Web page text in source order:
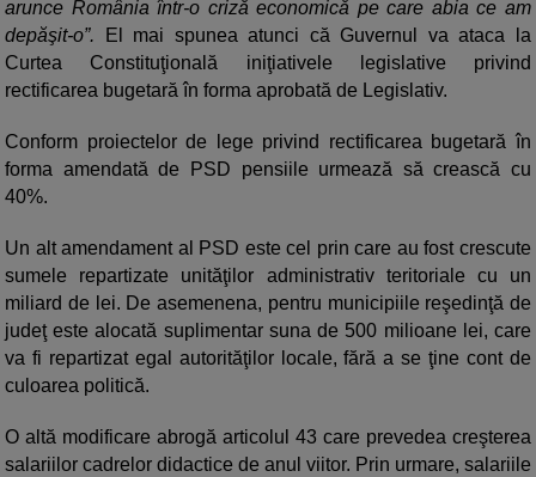
arunce România într-o criză economică pe care abia ce am
depăşit-o”. El mai spunea atunci că Guvernul va ataca la
Curtea Constituţională iniţiativele legislative privind
rectificarea bugetară în forma aprobată de Legislativ.
Conform proiectelor de lege privind rectificarea bugetară în
forma amendată de PSD pensiile urmează să crească cu
40%.
Un alt amendament al PSD este cel prin care au fost crescute
sumele repartizate unităţilor administrativ teritoriale cu un
miliard de lei. De asemenena, pentru municipiile reşedinţă de
judeţ este alocată suplimentar suna de 500 milioane lei, care
va fi repartizat egal autorităţilor locale, fără a se ţine cont de
culoarea politică.
O altă modificare abrogă articolul 43 care prevedea creşterea
salariilor cadrelor didactice de anul viitor. Prin urmare, salariile